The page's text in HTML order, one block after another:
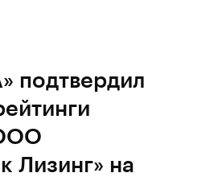
подтвердил
Лизинг» на